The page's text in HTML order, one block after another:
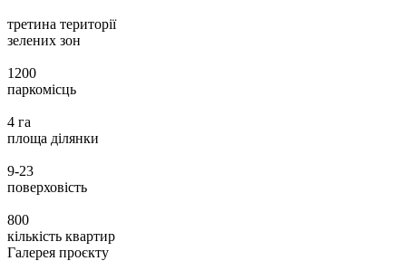
третина території
зелених зон
1200
паркомісць
4 га
площа ділянки
9-23
поверховість
800
кількість квартир
Галерея проєкту